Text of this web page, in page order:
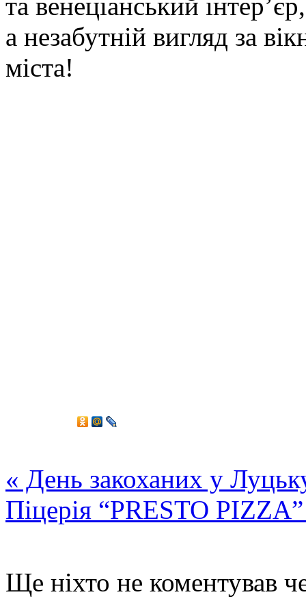
а незабутній вигляд за
міста!
« День закоханих у
Піцерія “PRESTO
Ще ніхто не коментував